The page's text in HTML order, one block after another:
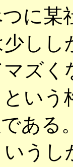
に某
し
マズ
い
ある
う